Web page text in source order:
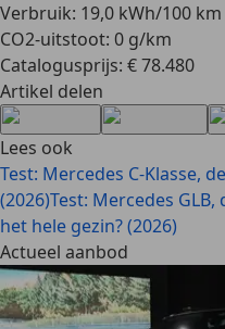
Verbruik: 19,0 kWh/100
CO2-uitstoot: 0 g/km
Catalogusprijs: € 78.480
Artikel delen
Lees ook
Test: Mercedes C-Klasse,
(2026)Test: Mercedes
het hele gezin? (2026)
Actueel aanbod